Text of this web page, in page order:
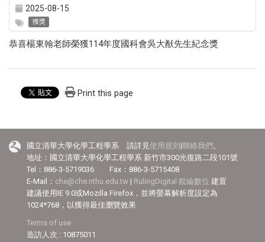
2025-08-15
獲獎
恭喜楊東翰老師榮獲114年度國科會吳大猷先生紀念獎
Print this page
國立清華大學化學工程學系 請詳見使用規則 |聯絡我們 。
地址：國立清華大學化學工程學系 新竹市300光復路二段101號
Tel：886-3-5719036 Fax：886-3-5715408
E-Mail： che@che.nthu.edu.tw | RulingDigital 銳綸數位 建置
建議使用IE 9.0或Mozilla Firefox，並將螢幕解析度設定為
1024*768，以獲得最佳瀏覽效果
Terms of use
造訪人次 : 10875011